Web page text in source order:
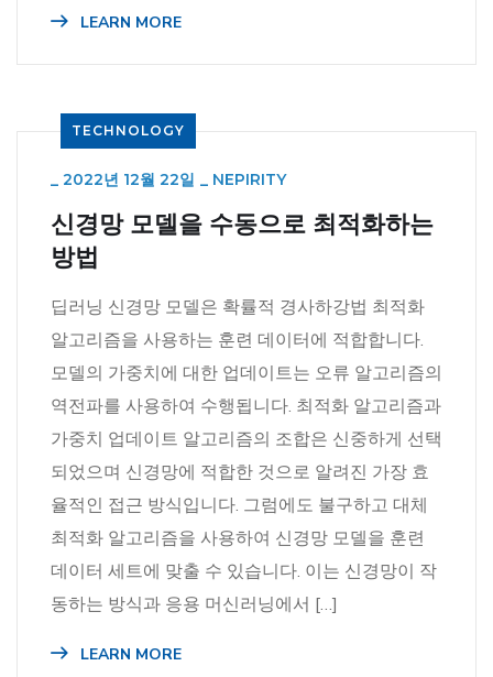
LEARN MORE
TECHNOLOGY
_ 2022년 12월 22일 _ NEPIRITY
신경망 모델을 수동으로 최적화하는
방법
딥러닝 신경망 모델은 확률적 경사하강법 최적화
알고리즘을 사용하는 훈련 데이터에 적합합니다.
모델의 가중치에 대한 업데이트는 오류 알고리즘의
역전파를 사용하여 수행됩니다. 최적화 알고리즘과
가중치 업데이트 알고리즘의 조합은 신중하게 선택
되었으며 신경망에 적합한 것으로 알려진 가장 효
율적인 접근 방식입니다. 그럼에도 불구하고 대체
최적화 알고리즘을 사용하여 신경망 모델을 훈련
데이터 세트에 맞출 수 있습니다. 이는 신경망이 작
동하는 방식과 응용 머신러닝에서 […]
LEARN MORE